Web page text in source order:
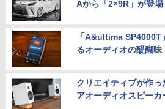
Aから「2×9R」が登場
「A&ultima SP4000T
るオーディオの醍醐味
クリエイティブが作っ
アオーディオスピーカ